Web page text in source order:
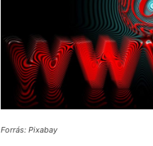
Forrás: Pixabay